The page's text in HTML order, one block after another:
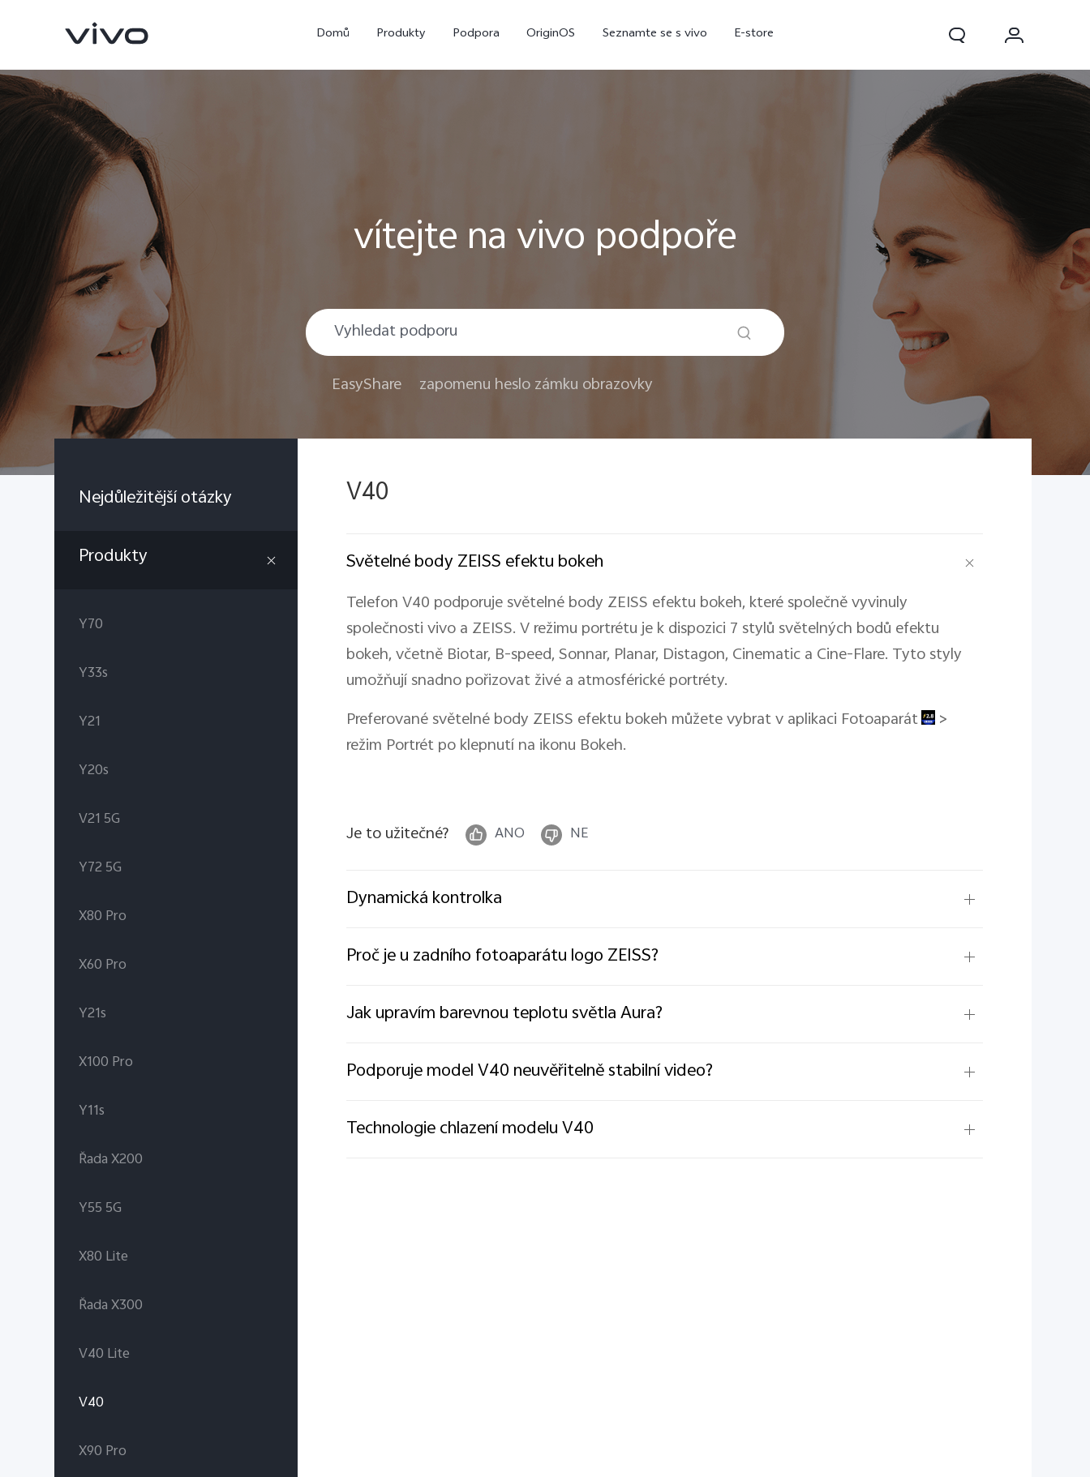
Domů Produkty Podpora OriginOS Seznamte se s vivo E-store
X300 Ultra V70 V70 Lite 5G nový
vítejte na vivo podpoře
EasyShare zapomenu heslo zámku obrazovky
Nejdůležitější otázky
Produkty
Y70
Y33s
Y21
Y20s
V21 5G
Y72 5G
X80 Pro
X60 Pro
Y21s
X100 Pro
Y11s
Řada X200
Y55 5G
X80 Lite
Řada X300
V40 Lite
V40
X90 Pro
V40
Světelné body ZEISS efektu bokeh
Telefon V40 podporuje světelné body ZEISS efektu bokeh, které společně vyvinuly
společnosti vivo a ZEISS. V režimu portrétu je k dispozici 7 stylů světelných bodů efektu
bokeh, včetně Biotar, B-speed, Sonnar, Planar, Distagon, Cinematic a Cine-Flare. Tyto styly
umožňují snadno pořizovat živé a atmosférické portréty.
Preferované světelné body ZEISS efektu bokeh můžete vybrat v aplikaci Fotoaparát
>
režim Portrét po klepnutí na ikonu Bokeh.
Je to užitečné? ANO NE
Dynamická kontrolka
Proč je u zadního fotoaparátu logo ZEISS?
Jak upravím barevnou teplotu světla Aura?
Podporuje model V40 neuvěřitelně stabilní video?
Technologie chlazení modelu V40